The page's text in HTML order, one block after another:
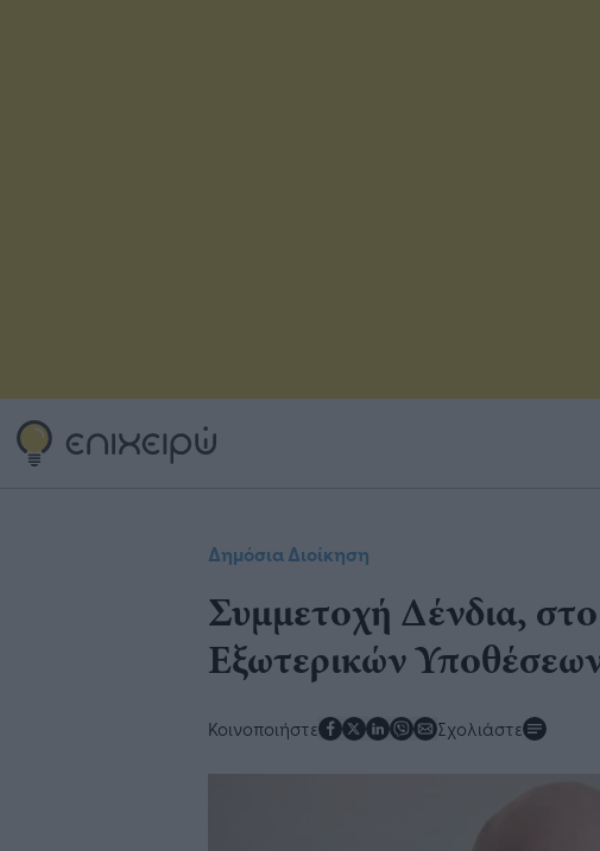
Δημόσια Διοίκηση
Συμμετοχή Δένδια,
Εξωτερικών
Κοινοποιήστε Σχολιάστε